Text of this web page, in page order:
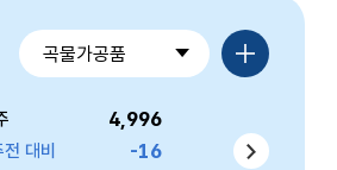
곡물가공품
4,996
대비 -16
6,146
대비 757
3,309
대비 44
4,286
대비 474
8,940
대비 0